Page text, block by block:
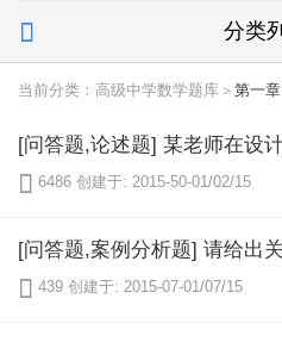
 分类
当前分类：高级中学数学题库＞ 第一
 6486 创建于: 2015-50-01/02/15
 439 创建于: 2015-07-01/07/15